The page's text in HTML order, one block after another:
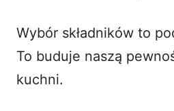
Wybór składników to
To buduje naszą
kuchni.